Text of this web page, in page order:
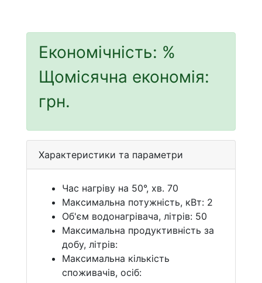
Економічність: %
Щомісячна економія:
грн.
Характеристики та параметри
Час нагріву на 50°, хв. 70
Максимальна потужність, кВт: 2
Об'єм водонагрівача, літрів: 50
Максимальна продуктивність за
добу, літрів:
Максимальна кількість
споживачів, осіб: